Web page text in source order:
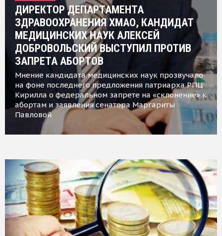
ДИРЕКТОР ДЕПАРТАМЕНТА
ЗДРАВООХРАНЕНИЯ ХМАО, КАНДИДАТ
МЕДИЦИНСКИХ НАУК АЛЕКСЕЙ
ДОБРОВОЛЬСКИЙ ВЫСТУПИЛ ПРОТИВ
ЗАПРЕТА АБОРТОВ
Мнение кандидата медицинских наук прозвучало
на фоне последнего предложения патриарха РПЦ
Кирилла о федеральном запрете на «склонение» к
абортам и заявления сенатора Маргариты
Павловой